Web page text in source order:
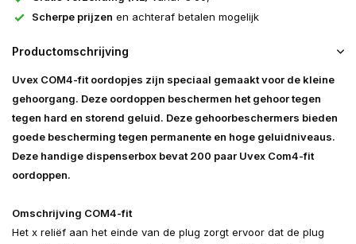
Scherpe prijzen en achteraf betalen mogelijk
Productomschrijving
Uvex COM4-fit oordopjes zijn speciaal gemaakt voor de kleine
gehoorgang. Deze oordoppen beschermen het gehoor tegen
tegen hard en storend geluid. Deze gehoorbeschermers bieden
goede bescherming tegen permanente en hoge geluidniveaus.
Deze handige dispenserbox bevat 200 paar Uvex Com4-fit
oordoppen.
Omschrijving COM4-fit
Het x reliëf aan het einde van de plug zorgt ervoor dat de plug